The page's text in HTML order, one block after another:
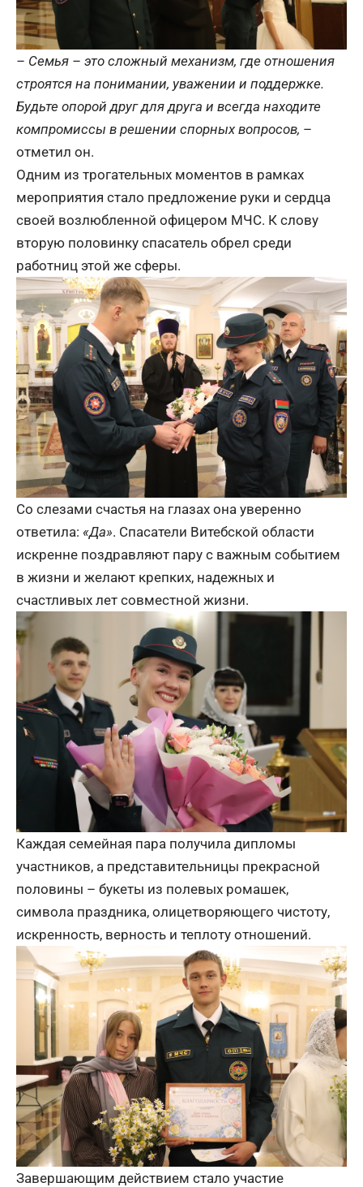
– Семья – это сложный механизм, где отношения
строятся на понимании, уважении и поддержке.
Будьте опорой друг для друга и всегда находите
компромиссы в решении спорных вопросов, –
отметил он.
Одним из трогательных моментов в рамках
мероприятия стало предложение руки и сердца
своей возлюбленной офицером МЧС. К слову
вторую половинку спасатель обрел среди
работниц этой же сферы.
Со слезами счастья на глазах она уверенно
ответила: «Да». Спасатели Витебской области
искренне поздравляют пару с важным событием
в жизни и желают крепких, надежных и
счастливых лет совместной жизни.
Каждая семейная пара получила дипломы
участников, а представительницы прекрасной
половины – букеты из полевых ромашек,
символа праздника, олицетворяющего чистоту,
искренность, верность и теплоту отношений.
Завершающим действием стало участие